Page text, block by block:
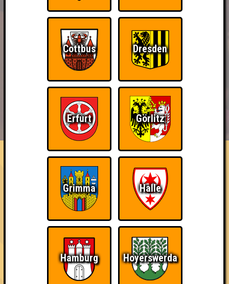
HIGHSCORE RESERVIERUNG
FAQ ÜBER UNS
Streber
Sei in jeder Runde auf dem ersten Platz
~ Noch nicht erreicht ~
Cottbus Dresden
Erfurt Görlitz
Grimma Halle
Hamburg Hoyerswerda